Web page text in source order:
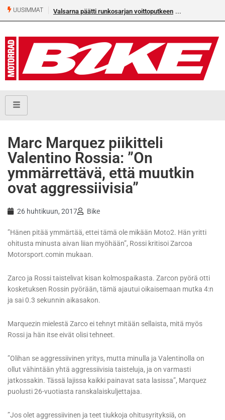
UUSIMMAT Valsarna päätti runkosarjan voittoputkeen
Marc Marquez piikitteli
Valentino Rossia: ”On
ymmärrettävä, että muutkin
ovat aggressiivisia”
26 huhtikuun, 2017 Bike
”Hänen pitää ymmärtää, ettei tämä ole mikään Moto2. Hän yritti
ohitusta minusta aivan liian myöhään”, Rossi kritisoi Zarcoa
Motorsport.comin mukaan.
Zarco ja Rossi taistelivat kisan kolmospaikasta. Zarcon pyörä otti
kosketuksen Rossin pyörään, tämä ajautui oikaisemaan mutka 4:n
ja sai 0.3 sekunnin aikasakon.
Marquezin mielestä Zarco ei tehnyt mitään sellaista, mitä myös
Rossi ja hän itse eivät olisi tehneet.
”Olihan se aggressiivinen yritys, mutta minulla ja Valentinolla on
ollut vähintään yhtä aggressiivisia taisteluja, ja on varmasti
jatkossakin. Tässä lajissa kaikki painavat sata lasissa”, Marquez
puolusti 26-vuotiasta ranskalaiskuljettajaa.
”Jos olet aggressiivinen ja teet tiukkoja ohitusyrityksiä, on